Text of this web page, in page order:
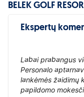
BELEK GOLF
Ekspertų
Labai prabangus
Personalo
lankėmės žaidimų
papildomo